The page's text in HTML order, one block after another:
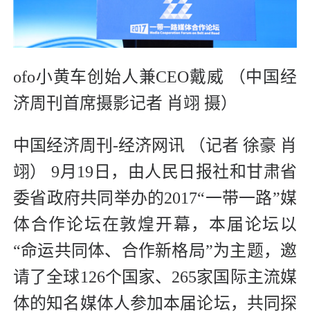
ofo小黄车创始人兼CEO戴威 （中国经
济周刊首席摄影记者 肖翊 摄）
中国经济周刊-经济网讯 （记者 徐豪 肖
翊） 9月19日，由人民日报社和甘肃省
委省政府共同举办的2017“一带一路”媒
体合作论坛在敦煌开幕，本届论坛以
“命运共同体、合作新格局”为主题，邀
请了全球126个国家、265家国际主流媒
体的知名媒体人参加本届论坛，共同探